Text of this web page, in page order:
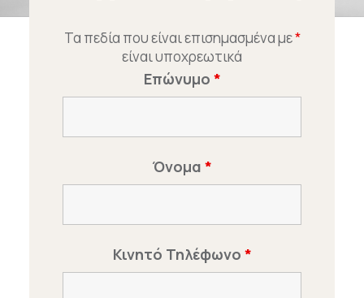
Τα πεδία που είναι επισημασμένα με*
είναι υποχρεωτικά
Επώνυμο *
Όνομα *
Κινητό Τηλέφωνο *